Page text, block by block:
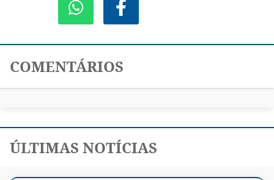
COMENTÁRIOS
ÚLTIMAS NOTÍCIAS